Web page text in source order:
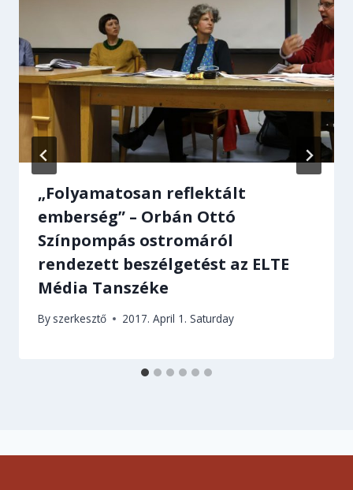
„Folyamatosan reflektált
emberség” – Orbán Ottó
Színpompás ostromáról
rendezett beszélgetést az ELTE
Média Tanszéke
By szerkesztő 2017. April 1. Saturday